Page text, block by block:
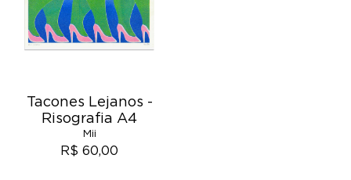
Tacones Lejanos -
Risografia A4
Mii
R$ 60,00